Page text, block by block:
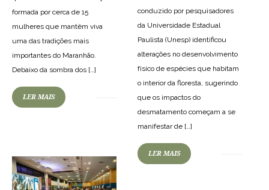
formada por cerca de 15
mulheres que mantêm viva
uma das tradições mais
importantes do Maranhão.
Debaixo da sombra dos […]
LER MAIS
conduzido por pesquisadores
da Universidade Estadual
Paulista (Unesp) identificou
alterações no desenvolvimento
físico de espécies que habitam
o interior da floresta, sugerindo
que os impactos do
desmatamento começam a se
manifestar de […]
LER MAIS
28 240